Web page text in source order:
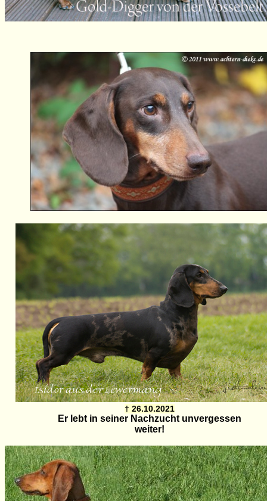
† 26.10.2021
Er lebt in seiner Nachzucht unvergessen
weiter!